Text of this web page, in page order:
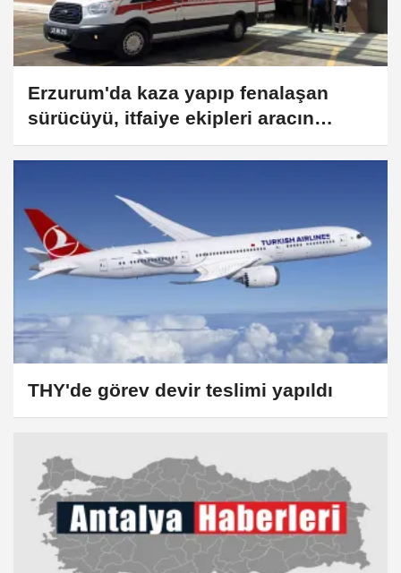
Erzurum'da kaza yapıp fenalaşan
sürücüyü, itfaiye ekipleri aracın
camını kırarak çıkardı
THY'de görev devir teslimi yapıldı